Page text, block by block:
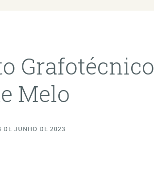
Grafotécnico
Melo
DE JUNHO DE 2023